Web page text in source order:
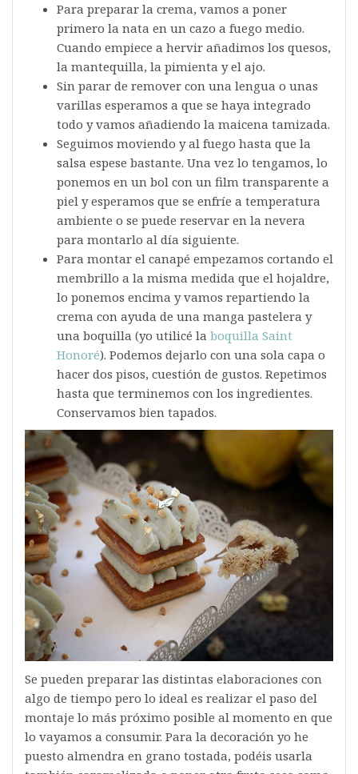
Para preparar la crema, vamos a poner
primero la nata en un cazo a fuego medio.
Cuando empiece a hervir añadimos los quesos,
la mantequilla, la pimienta y el ajo.
Sin parar de remover con una lengua o unas
varillas esperamos a que se haya integrado
todo y vamos añadiendo la maicena tamizada.
Seguimos moviendo y al fuego hasta que la
salsa espese bastante. Una vez lo tengamos, lo
ponemos en un bol con un film transparente a
piel y esperamos que se enfríe a temperatura
ambiente o se puede reservar en la nevera
para montarlo al día siguiente.
Para montar el canapé empezamos cortando el
membrillo a la misma medida que el hojaldre,
lo ponemos encima y vamos repartiendo la
crema con ayuda de una manga pastelera y
una boquilla (yo utilicé la boquilla Saint
Honoré). Podemos dejarlo con una sola capa o
hacer dos pisos, cuestión de gustos. Repetimos
hasta que terminemos con los ingredientes.
Conservamos bien tapados.
Se pueden preparar las distintas elaboraciones con
algo de tiempo pero lo ideal es realizar el paso del
montaje lo más próximo posible al momento en que
lo vayamos a consumir. Para la decoración yo he
puesto almendra en grano tostada, podéis usarla